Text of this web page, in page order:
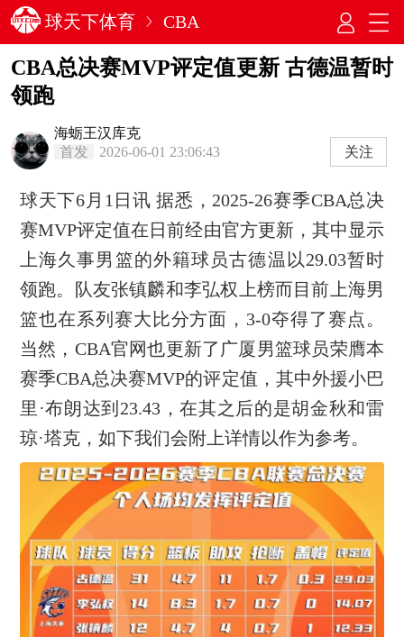
球天下体育 CBA
CBA总决赛MVP评定值更新 古德温暂时
领跑
海蛎王汉库克
首发
2026-06-01 23:06:43 关注
球天下6月1日讯 据悉，2025-26赛季CBA总决
赛MVP评定值在日前经由官方更新，其中显示
上海久事男篮的外籍球员古德温以29.03暂时
领跑。队友张镇麟和李弘权上榜而目前上海男
篮也在系列赛大比分方面，3-0夺得了赛点。
当然，CBA官网也更新了广厦男篮球员荣膺本
赛季CBA总决赛MVP的评定值，其中外援小巴
里·布朗达到23.43，在其之后的是胡金秋和雷
琼·塔克，如下我们会附上详情以作为参考。